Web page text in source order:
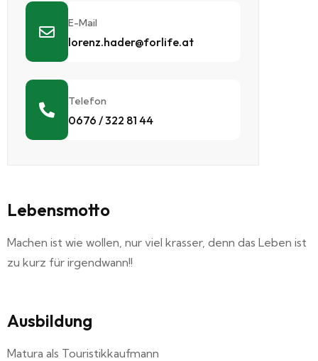
E-Mail
lorenz.hader@forlife.at
Telefon
0676 / 322 81 44
Lebensmotto
Machen ist wie wollen, nur viel krasser, denn das Leben ist
zu kurz für irgendwann!!
Ausbildung
Matura als Touristikkaufmann